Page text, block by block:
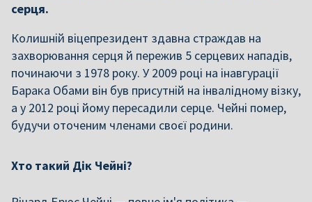
серця.
Колишній віцепрезидент здавна страждав на
захворювання серця й пережив 5 серцевих нападів,
починаючи з 1978 року. У 2009 році на інавгурації
Барака Обами він був присутній на інвалідному візку,
а у 2012 році йому пересадили серце. Чейні помер,
будучи оточеним членами своєї родини.
Хто такий Дік Чейні?